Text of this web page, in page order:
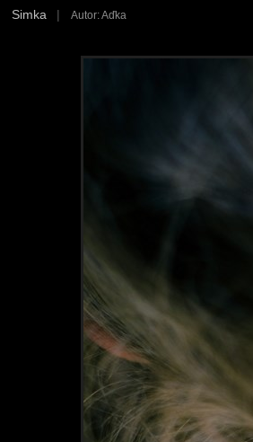
Simka | Autor: Aďka